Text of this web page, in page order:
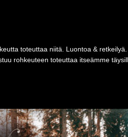
toteuttaa niitä. Luontoa &
rohkeuteen toteuttaa itseämme